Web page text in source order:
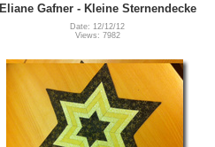
Eliane Gafner - Kleine Sternendecke
Date: 12/12/12
Views: 7982